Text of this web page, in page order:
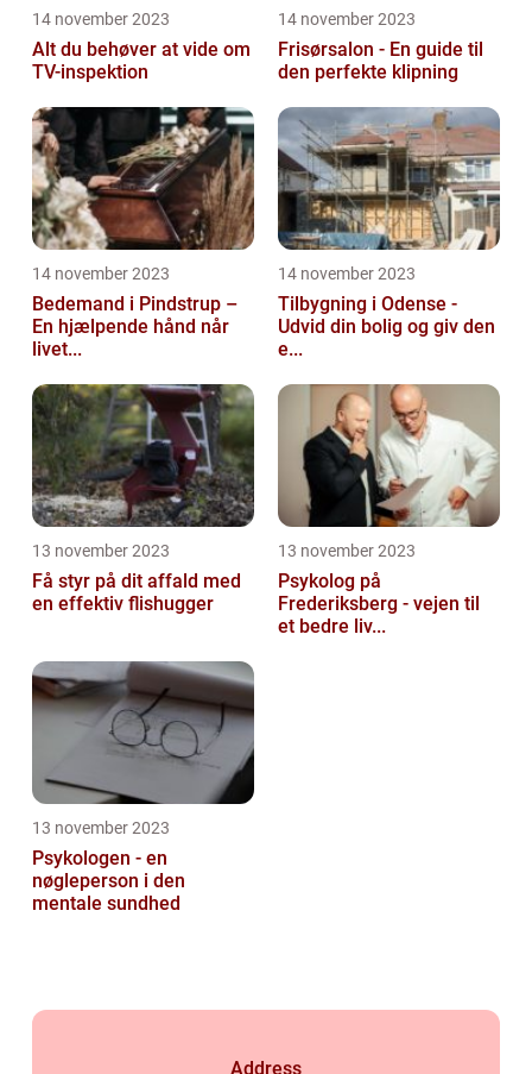
14 november 2023
Alt du behøver at vide om
TV-inspektion
14 november 2023
Frisørsalon - En guide til
den perfekte klipning
14 november 2023
Bedemand i Pindstrup –
En hjælpende hånd når
livet...
14 november 2023
Tilbygning i Odense -
Udvid din bolig og giv den
e...
13 november 2023
Få styr på dit affald med
en effektiv flishugger
13 november 2023
Psykolog på
Frederiksberg - vejen til
et bedre liv...
13 november 2023
Psykologen - en
nøgleperson i den
mentale sundhed
Address